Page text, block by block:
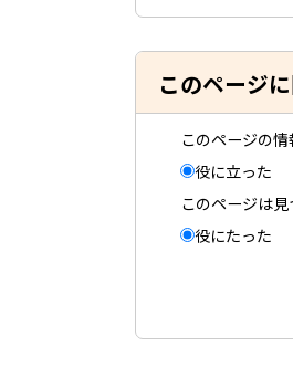
このページ
このページの
役に立った
このページは
役にたった